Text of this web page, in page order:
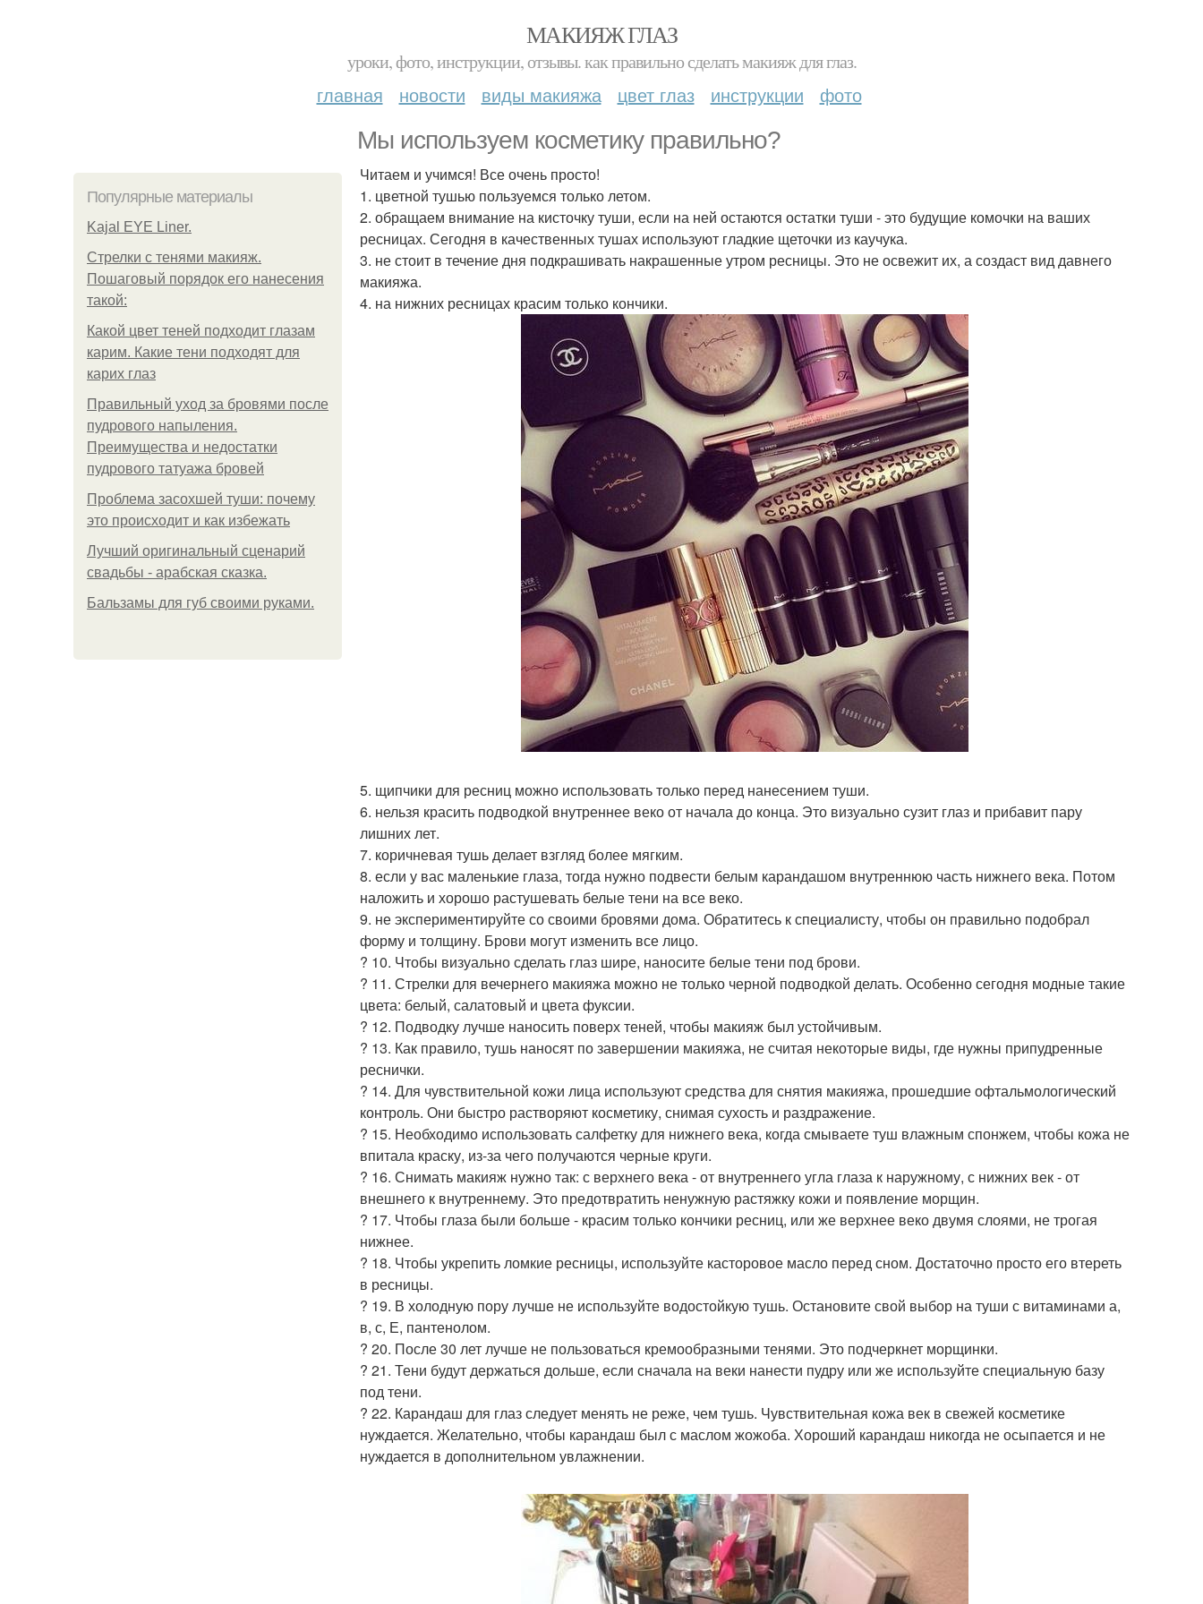
МАКИЯЖ ГЛАЗ
уроки, фото, инструкции, отзывы. как правильно сделать макияж для глаз.
главная новости виды макияжа цвет глаз инструкции фото
Мы используем косметику правильно?
Популярные материалы
Kajal EYE Liner.
Стрелки с тенями макияж.
Пошаговый порядок его нанесения
такой:
Какой цвет теней подходит глазам
карим. Какие тени подходят для
карих глаз
Правильный уход за бровями после
пудрового напыления.
Преимущества и недостатки
пудрового татуажа бровей
Проблема засохшей туши: почему
это происходит и как избежать
Лучший оригинальный сценарий
свадьбы - арабская сказка.
Бальзамы для губ своими руками.
Читаем и учимся! Все очень просто!
1. цветной тушью пользуемся только летом.
2. обращаем внимание на кисточку туши, если на ней остаются остатки туши - это будущие комочки на ваших
ресницах. Сегодня в качественных тушах используют гладкие щеточки из каучука.
3. не стоит в течение дня подкрашивать накрашенные утром ресницы. Это не освежит их, а создаст вид давнего
макияжа.
4. на нижних ресницах красим только кончики.
5. щипчики для ресниц можно использовать только перед нанесением туши.
6. нельзя красить подводкой внутреннее веко от начала до конца. Это визуально сузит глаз и прибавит пару
лишних лет.
7. коричневая тушь делает взгляд более мягким.
8. если у вас маленькие глаза, тогда нужно подвести белым карандашом внутреннюю часть нижнего века. Потом
наложить и хорошо растушевать белые тени на все веко.
9. не экспериментируйте со своими бровями дома. Обратитесь к специалисту, чтобы он правильно подобрал
форму и толщину. Брови могут изменить все лицо.
? 10. Чтобы визуально сделать глаз шире, наносите белые тени под брови.
? 11. Стрелки для вечернего макияжа можно не только черной подводкой делать. Особенно сегодня модные такие
цвета: белый, салатовый и цвета фуксии.
? 12. Подводку лучше наносить поверх теней, чтобы макияж был устойчивым.
? 13. Как правило, тушь наносят по завершении макияжа, не считая некоторые виды, где нужны припудренные
реснички.
? 14. Для чувствительной кожи лица используют средства для снятия макияжа, прошедшие офтальмологический
контроль. Они быстро растворяют косметику, снимая сухость и раздражение.
? 15. Необходимо использовать салфетку для нижнего века, когда смываете туш влажным спонжем, чтобы кожа не
впитала краску, из-за чего получаются черные круги.
? 16. Снимать макияж нужно так: с верхнего века - от внутреннего угла глаза к наружному, с нижних век - от
внешнего к внутреннему. Это предотвратить ненужную растяжку кожи и появление морщин.
? 17. Чтобы глаза были больше - красим только кончики ресниц, или же верхнее веко двумя слоями, не трогая
нижнее.
? 18. Чтобы укрепить ломкие ресницы, используйте касторовое масло перед сном. Достаточно просто его втереть
в ресницы.
? 19. В холодную пору лучше не используйте водостойкую тушь. Остановите свой выбор на туши с витаминами а,
в, с, Е, пантенолом.
? 20. После 30 лет лучше не пользоваться кремообразными тенями. Это подчеркнет морщинки.
? 21. Тени будут держаться дольше, если сначала на веки нанести пудру или же используйте специальную базу
под тени.
? 22. Карандаш для глаз следует менять не реже, чем тушь. Чувствительная кожа век в свежей косметике
нуждается. Желательно, чтобы карандаш был с маслом жожоба. Хороший карандаш никогда не осыпается и не
нуждается в дополнительном увлажнении.